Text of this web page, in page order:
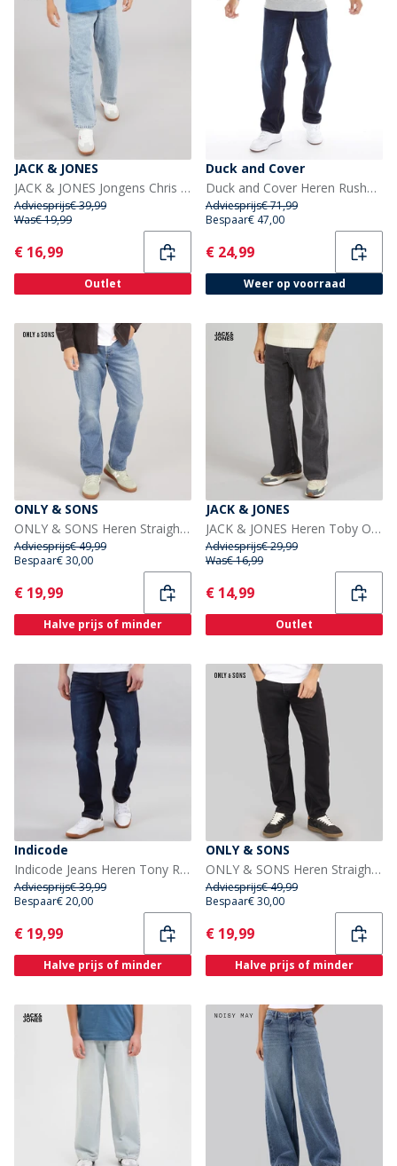
JACK & JONES
JACK & JONES Jongens Chris Original AKM 932 Relaxed Fit Jeans Blue Denim
Adviesprijs€ 39,99
Was€ 19,99
Current
€ 16,99
Outlet
Duck and Cover
Duck and Cover Heren Rushawn Jeans met Relaxed Fit Donkere Wassing
Adviesprijs€ 71,99
Bespaar€ 47,00
Current
€ 24,99
Weer op voorraad
ONLY & SONS
ONLY & SONS Heren Straight Fit Jeans Dark Blue Denim
Adviesprijs€ 49,99
Bespaar€ 30,00
Current
€ 19,99
Halve prijs of minder
JACK & JONES
JACK & JONES Heren Toby Original 737 wijde jeans Black Denim
Adviesprijs€ 29,99
Was€ 16,99
Current
€ 14,99
Outlet
Indicode
Indicode Jeans Heren Tony Regular Fit Donkerblauw
Adviesprijs€ 39,99
Bespaar€ 20,00
Current
€ 19,99
Halve prijs of minder
ONLY & SONS
ONLY & SONS Heren Straight Fit Jeans Black Denim
Adviesprijs€ 49,99
Bespaar€ 30,00
Current
€ 19,99
Halve prijs of minder